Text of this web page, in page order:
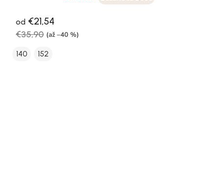
od €21,54
€35,90 (až –40 %)
140 152